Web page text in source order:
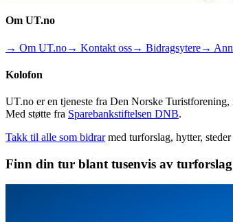
Om UT.no
→ Om UT.no→ Kontakt oss→ Bidragsytere→
Kolofon
UT.no er en tjeneste fra Den Norske Turistforening,
Med støtte fra Sparebankstiftelsen DNB.
Takk til alle som bidrar med turforslag, hytter,
Finn din tur blant tusenvis av